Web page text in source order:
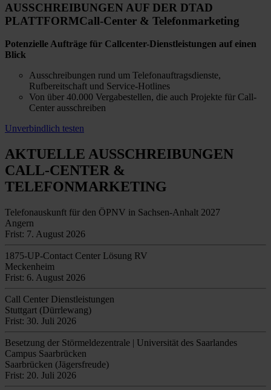
AUSSCHREIBUNGEN AUF DER DTAD
PLATTFORMCall-Center & Telefonmarketing
Potenzielle Aufträge für Callcenter-Dienstleistungen auf einen
Blick
Ausschreibungen rund um Telefonauftragsdienste,
Rufbereitschaft und Service-Hotlines
Von über 40.000 Vergabestellen, die auch Projekte für Call-
Center ausschreiben
Unverbindlich testen
AKTUELLE AUSSCHREIBUNGEN
CALL-CENTER &
TELEFONMARKETING
Telefonauskunft für den ÖPNV in Sachsen-Anhalt 2027
Angern
Frist: 7. August 2026
1875-UP-Contact Center Lösung RV
Meckenheim
Frist: 6. August 2026
Call Center Dienstleistungen
Stuttgart (Dürrlewang)
Frist: 30. Juli 2026
Besetzung der Störmeldezentrale | Universität des Saarlandes
Campus Saarbrücken
Saarbrücken (Jägersfreude)
Frist: 20. Juli 2026